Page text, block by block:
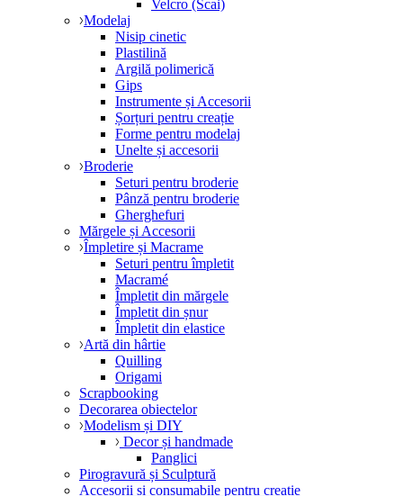
Velcro (Scai)
Modelaj
Nisip cinetic
Plastilină
Argilă polimerică
Gips
Instrumente și Accesorii
Șorțuri pentru creație
Forme pentru modelaj
Unelte și accesorii
Broderie
Seturi pentru broderie
Pânză pentru broderie
Gherghefuri
Mărgele și Accesorii
Împletire și Macrame
Seturi pentru împletit
Macramé
Împletit din mărgele
Împletit din șnur
Împletit din elastice
Artă din hârtie
Quilling
Origami
Scrapbooking
Decorarea obiectelor
Modelism și DIY
Decor și handmade
Panglici
Pirogravură și Sculptură
Accesorii și consumabile pentru creație